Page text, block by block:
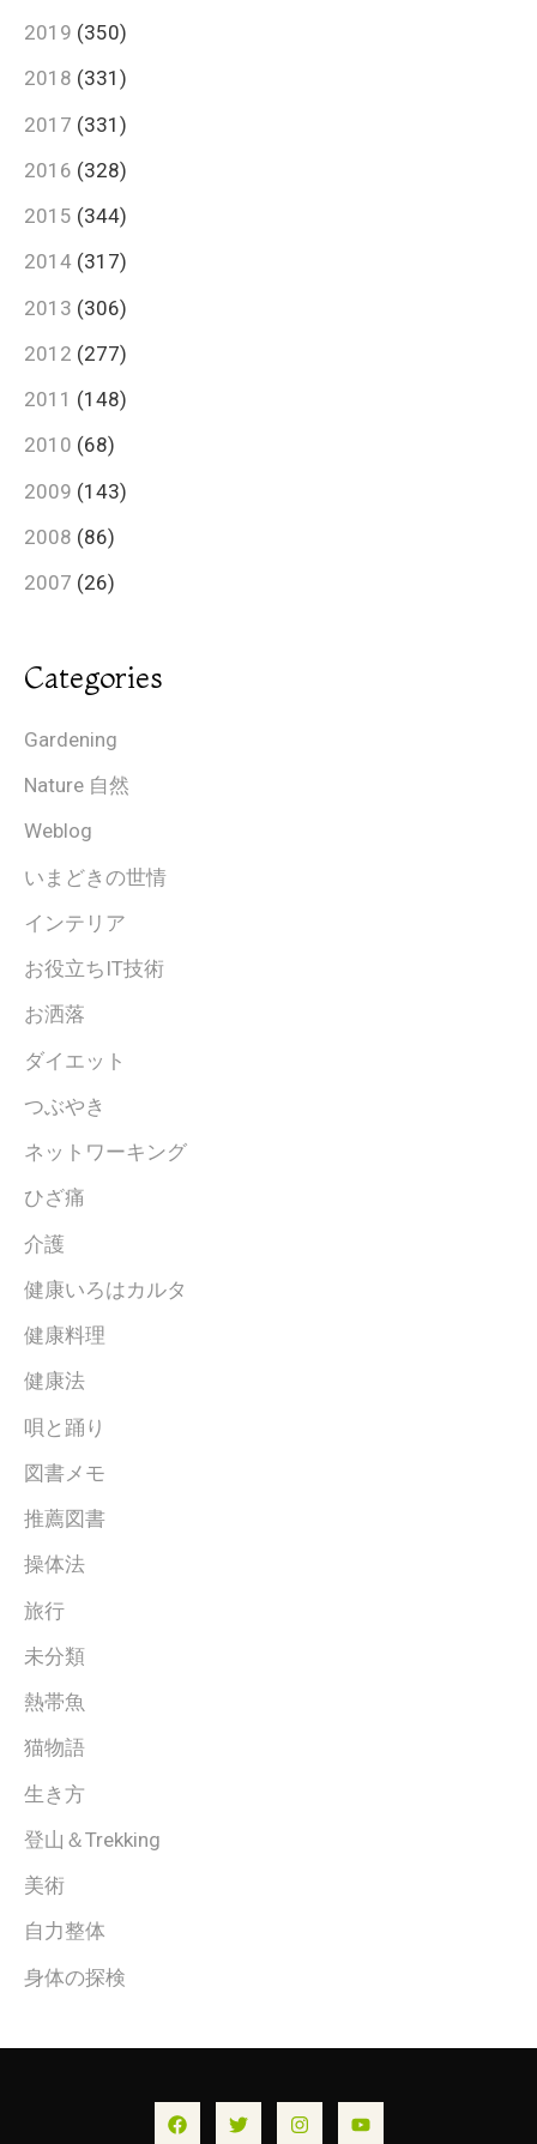
2019 (350)
2018 (331)
2017 (331)
2016 (328)
2015 (344)
2014 (317)
2013 (306)
2012 (277)
2011 (148)
2010 (68)
2009 (143)
2008 (86)
2007 (26)
Categories
Gardening
Nature 自然
Weblog
いまどきの世情
インテリア
お役立ちIT技術
お洒落
ダイエット
つぶやき
ネットワーキング
ひざ痛
介護
健康いろはカルタ
健康料理
健康法
唄と踊り
図書メモ
推薦図書
操体法
旅行
未分類
熱帯魚
猫物語
生き方
登山＆Trekking
美術
自力整体
身体の探検